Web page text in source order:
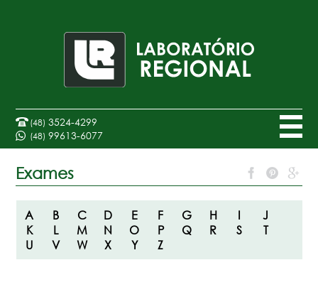
(48) 3524-4299
(48) 99613-6077
Exames
A B C D E F G H I
J
K
L M N O P Q R S
T
U
V W X Y Z